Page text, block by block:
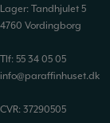
Lager: Tandhjulet 5
4760 Vordingborg
Tlf: 55 34 05 05
info@paraffinhuset.dk
CVR: 37290505